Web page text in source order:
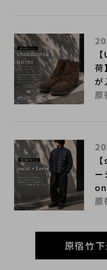
荷
が
原
原
原宿竹